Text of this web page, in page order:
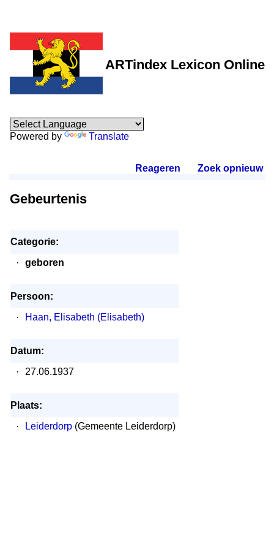
ARTindex Lexicon Online
Powered by Translate
Reageren Zoek opnieuw.
Gebeurtenis
Categorie:
·
geboren
Persoon:
·
Haan, Elisabeth (Elisabeth)
Datum:
·
27.06.1937
Plaats:
·
Leiderdorp(Gemeente Leiderdorp)